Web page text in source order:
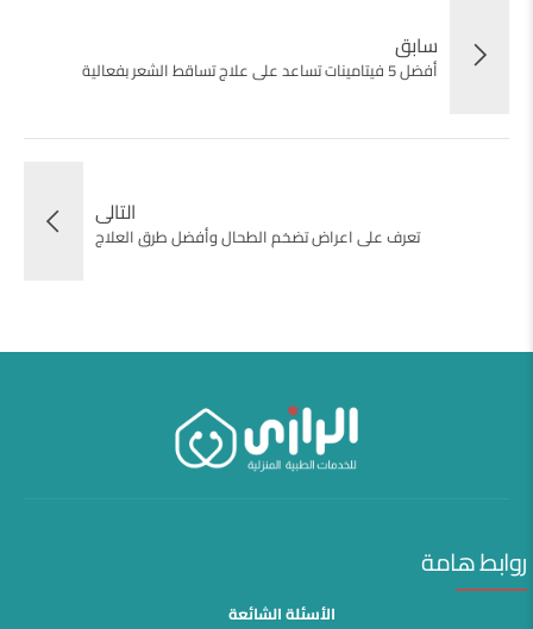
سابق
أفضل 5 فيتامينات تساعد على علاج تساقط الشعر بفعالية
التالى
تعرف على اعراض تضخم الطحال وأفضل طرق العلاج
روابط هامة
الأسئلة الشائعة